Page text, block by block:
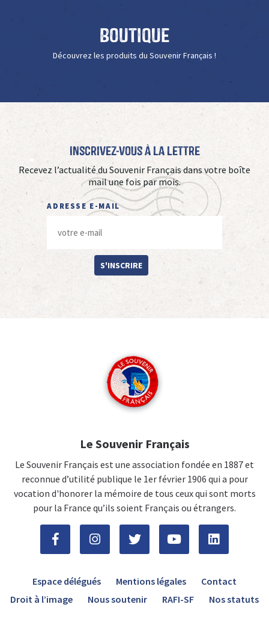
Boutique
Découvrez les produits du Souvenir Français !
Inscrivez-vous à La Lettre
Recevez l’actualité du Souvenir Français dans votre boîte
mail une fois par mois.
ADRESSE E-MAIL
S'INSCRIRE
Le Souvenir Français
Le Souvenir Français est une association fondée en 1887 et
reconnue d’utilité publique le 1er février 1906 qui a pour
vocation d'honorer la mémoire de tous ceux qui sont morts
pour la France qu’ils soient Français ou étrangers.
Espace délégués Mentions légales
Contact
Droit à l’image
Nous soutenir RAFI-SF Nos statuts